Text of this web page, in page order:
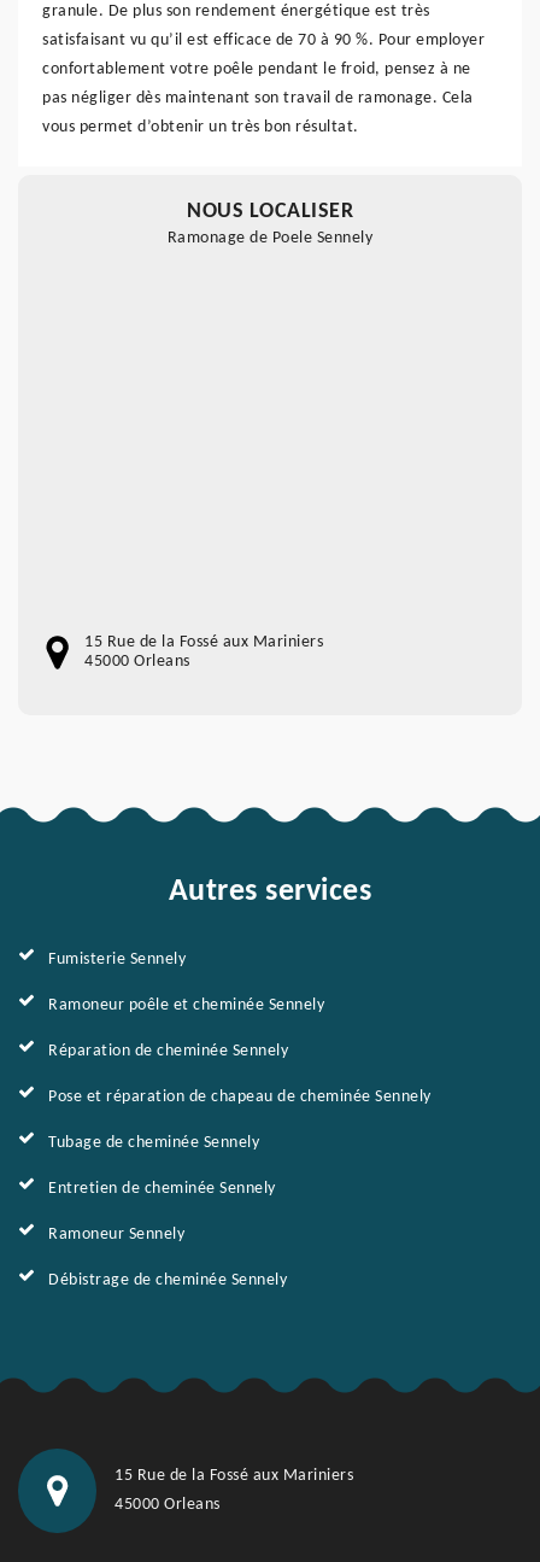
granule. De plus son rendement énergétique est très
satisfaisant vu qu’il est efficace de 70 à 90 %. Pour employer
confortablement votre poêle pendant le froid, pensez à ne
pas négliger dès maintenant son travail de ramonage. Cela
vous permet d’obtenir un très bon résultat.
NOUS LOCALISER
Ramonage de Poele Sennely
15 Rue de la Fossé aux Mariniers
45000 Orleans
Autres services
Fumisterie Sennely
Ramoneur poêle et cheminée Sennely
Réparation de cheminée Sennely
Pose et réparation de chapeau de cheminée Sennely
Tubage de cheminée Sennely
Entretien de cheminée Sennely
Ramoneur Sennely
Débistrage de cheminée Sennely
15 Rue de la Fossé aux Mariniers
45000 Orleans